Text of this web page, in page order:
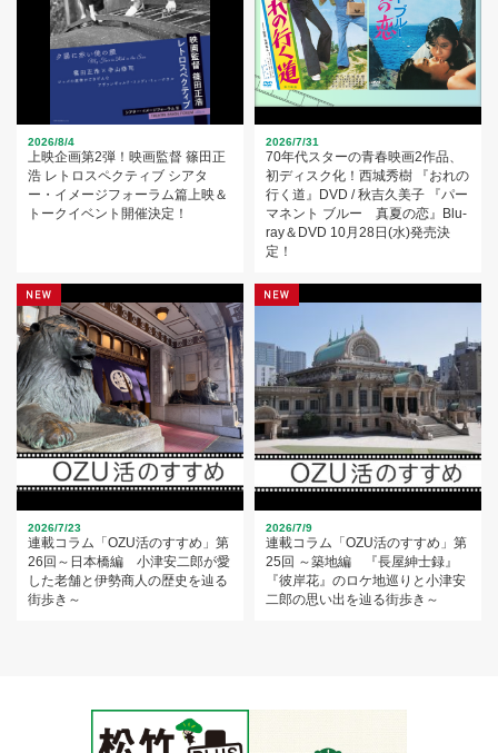
2026/8/4
上映企画第2弾！映画監督 篠田正
浩 レトロスペクティブ シアタ
ー・イメージフォーラム篇上映＆
トークイベント開催決定！
2026/7/31
70年代スターの青春映画2作品、
初ディスク化！西城秀樹 『おれの
行く道』DVD / 秋吉久美子 『パー
マネント ブルー 真夏の恋』Blu-
ray＆DVD 10月28日(水)発売決
定！
2026/7/23
連載コラム「OZU活のすすめ」第
26回～日本橋編 小津安二郎が愛
した老舗と伊勢商人の歴史を辿る
街歩き～
2026/7/9
連載コラム「OZU活のすすめ」第
25回 ～築地編 『長屋紳士録』
『彼岸花』のロケ地巡りと小津安
二郎の思い出を辿る街歩き～